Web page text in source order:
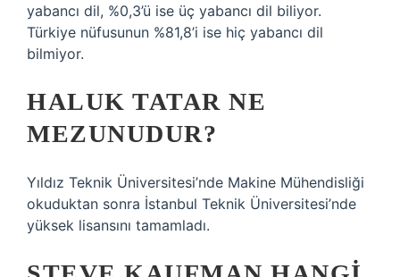
yabancı dil, %0,3’ü ise üç yabancı dil biliyor.
Türkiye nüfusunun %81,8’i ise hiç yabancı dil
bilmiyor.
HALUK TATAR NE
MEZUNUDUR?
Yıldız Teknik Üniversitesi’nde Makine Mühendisliği
okuduktan sonra İstanbul Teknik Üniversitesi’nde
yüksek lisansını tamamladı.